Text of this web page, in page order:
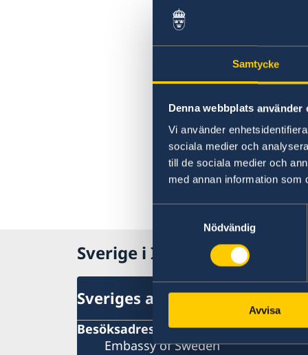
Samtycke
Denna webbplats använder
Vi använder
sociala medier och
till de sociala medier och
med annan information som
Nödvändig
Avvisa
Sverige i Indonesien
Sveriges ambassad
Besöksadress
Embassy of Sweden